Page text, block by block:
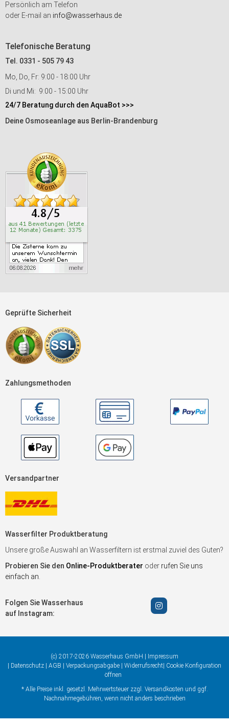
Persönlich am Telefon
oder E-mail an info@wasserhaus.de
Telefonische Beratung
Tel. 0331 - 505 79 43
Mo, Do, Fr: 9:00 - 18:00 Uhr
Di und Mi: 9:00 - 15:00 Uhr
24/7 Beratung durch den AquaBot >>>
Deine Osmoseanlage aus Berlin-Brandenburg
Geprüfte Sicherheit
Zahlungsmethoden
Versandpartner
Wasserfilter Produktberatung
Unsere große Auswahl an Wasserfiltern ist erstmal zuviel des Guten?
Probieren Sie den Online-Produktberater oder rufen Sie uns
einfach an.
Folgen Sie Wasserhaus
auf Instagram:
(c) 2017-2026 Wasserhaus GmbH |
Impressum
Datenschutz AGB Verpackungsabgabe Widerrufsrecht Cookie Konfiguration
öffnen
* Alle Preise inkl. gesetzl. Mehrwertsteuer zzgl. Versandkosten und ggf.
Nachnahmegebühren, wenn nicht anders beschrieben